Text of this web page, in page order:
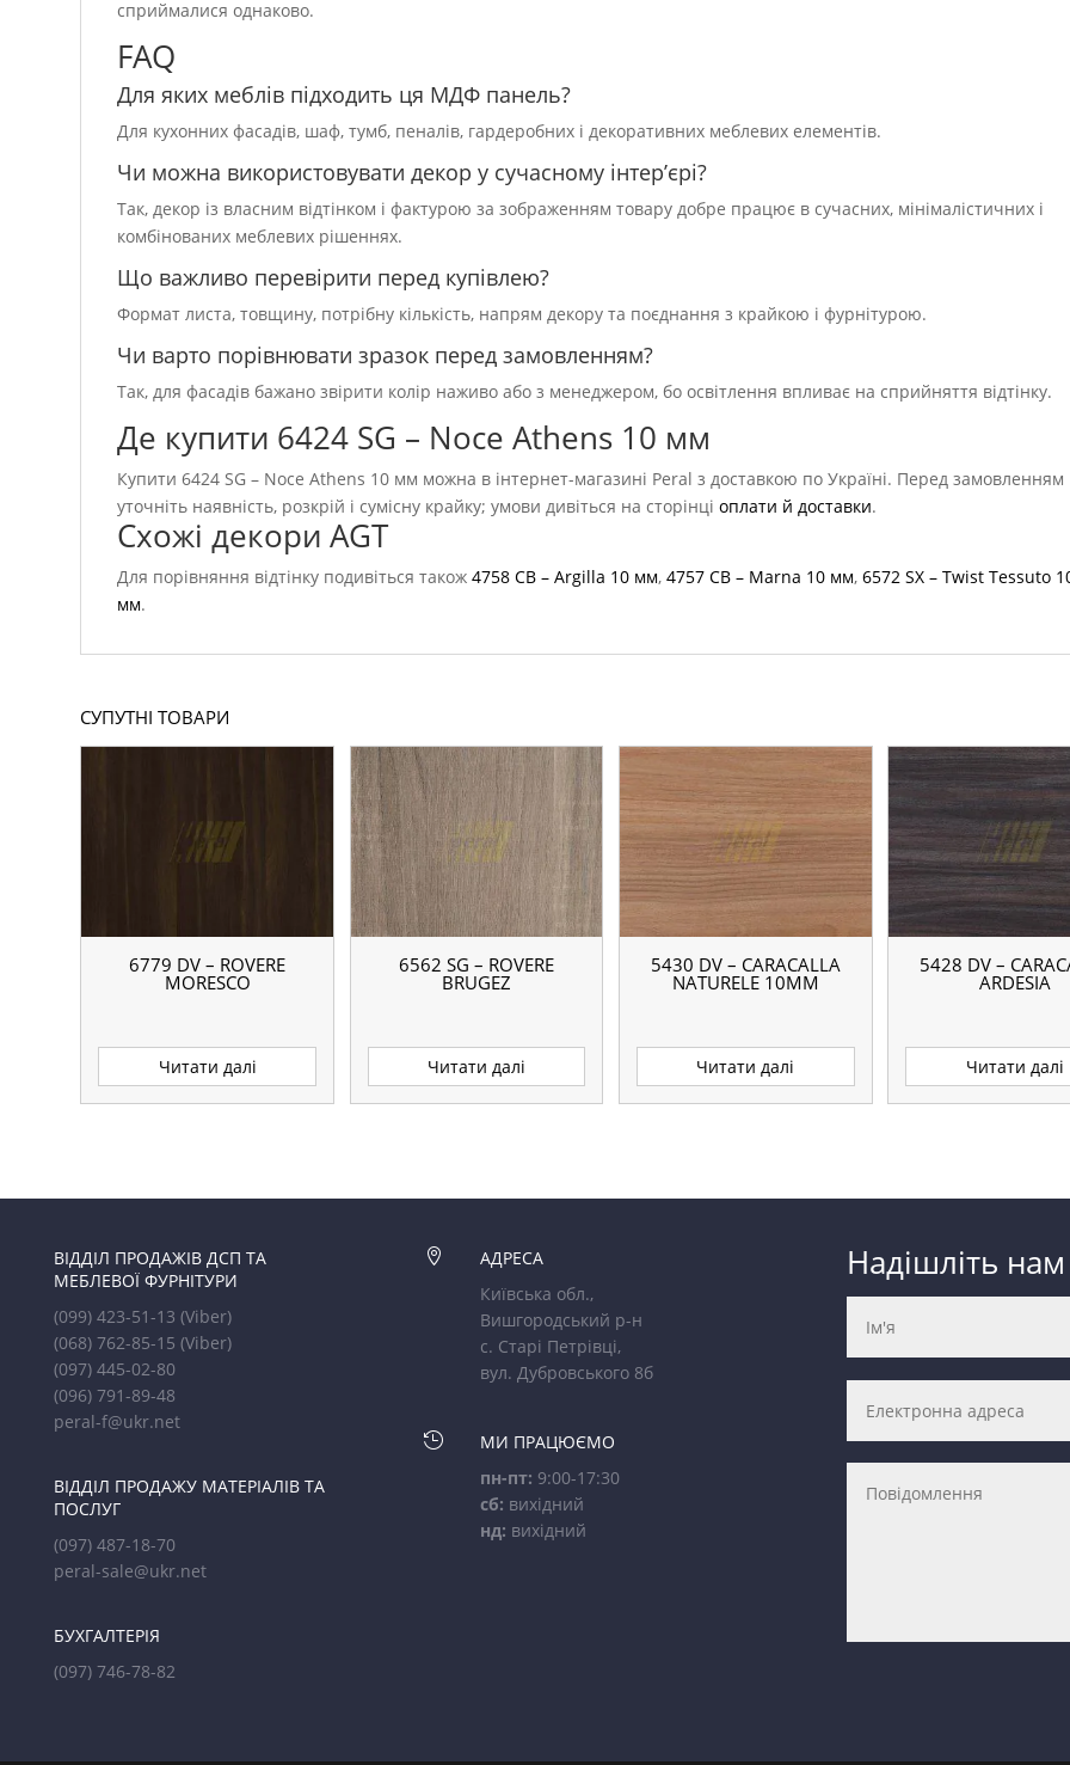
сприймалися однаково.
FAQ
Для яких меблів підходить ця МДФ панель?
Для кухонних фасадів, шаф, тумб, пеналів, гардеробних і декоративних меблевих елементів.
Чи можна використовувати декор у сучасному інтер’єрі?
Так, декор із власним відтінком і фактурою за зображенням товару добре працює в сучасних, мінімалістичних і
комбінованих меблевих рішеннях.
Що важливо перевірити перед купівлею?
Формат листа, товщину, потрібну кількість, напрям декору та поєднання з крайкою і фурнітурою.
Чи варто порівнювати зразок перед замовленням?
Так, для фасадів бажано звірити колір наживо або з менеджером, бо освітлення впливає на сприйняття відтінку.
Де купити 6424 SG – Noce Athens 10 мм
Купити 6424 SG – Noce Athens 10 мм можна в інтернет-магазині Peral з доставкою по Україні. Перед замовленням
уточніть наявність, розкрій і сумісну крайку; умови дивіться на сторінціоплати й доставки.
Схожі декори AGT
Для порівняння відтінку подивіться також4758 CB – Argilla 10 мм,4757 CB – Marna 10 мм,6572 SX – Twist Tessuto
мм.
СУПУТНІ ТОВАРИ
6779 DV – ROVERE
MORESCO
Читати далі
6562 SG – ROVERE
BRUGEZ
Читати далі
5430 DV – CARACALLA
NATURELE 10ММ
Читати далі
5428 DV –
ARDESIA
Читати далі
ВІДДІЛ ПРОДАЖІВ ДСП ТА
МЕБЛЕВОЇ ФУРНІТУРИ
(099) 423-51-13(Viber)
(068) 762-85-15(Viber)
(097) 445-02-80
(096) 791-89-48
peral-f@ukr.net
ВІДДІЛ ПРОДАЖУ МАТЕРІАЛІВ ТА
ПОСЛУГ
(097) 487-18-70
peral-sale@ukr.net
БУХГАЛТЕРІЯ
(097) 746-78-82

АДРЕСА
Київська обл.,
Вишгородський р-н
с. Старі Петрівці,
вул. Дубровського 8б

МИ ПРАЦЮЄМО
пн-пт: 9:00-17:30
сб: вихідний
нд: вихідний
Надішліть